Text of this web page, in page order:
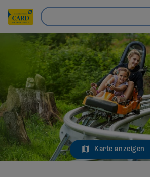
Karte anzeigen